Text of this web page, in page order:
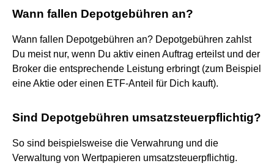
Wann fallen Depotgebühren an?
Wann fallen Depotgebühren an? Depotgebühren zahlst
Du meist nur, wenn Du aktiv einen Auftrag erteilst und der
Broker die entsprechende Leistung erbringt (zum Beispiel
eine Aktie oder einen ETF-Anteil für Dich kauft).
Sind Depotgebühren umsatzsteuerpflichtig?
So sind beispielsweise die Verwahrung und die
Verwaltung von Wertpapieren umsatzsteuerpflichtig.